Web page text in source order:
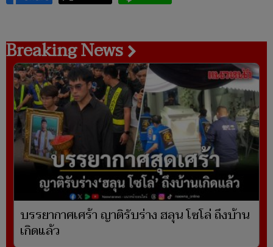
Breaking News
บรรยากาศเศร้า ญาติรับร่าง ฮลุน โซโล่ ถึงบ้าน
เกิดแล้ว